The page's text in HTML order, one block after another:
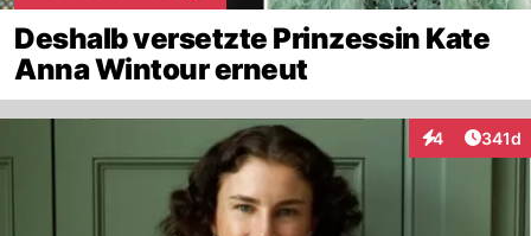
Deshalb versetzte Prinzessin Kate
Anna Wintour erneut
4
Interaktionen
341d